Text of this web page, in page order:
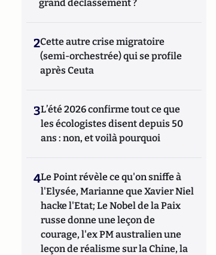
grand déclassement ?
2Cette autre crise migratoire
(semi-orchestrée) qui se profile
après Ceuta
3L’été 2026 confirme tout ce que
les écologistes disent depuis 50
ans : non, et voilà pourquoi
4Le Point révèle ce qu'on sniffe à
l'Elysée, Marianne que Xavier Niel
hacke l'Etat; Le Nobel de la Paix
russe donne une leçon de
courage, l'ex PM australien une
leçon de réalisme sur la Chine, la